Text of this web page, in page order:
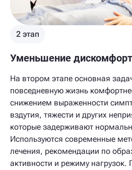
2 этап
Уменьшение
На втором этапе основная
повседневную жизнь
снижением выраженности
вздутия, тяжести и других
которые задерживают
Используются современные
лечения, рекомендации по
активности и режиму нагрузок.